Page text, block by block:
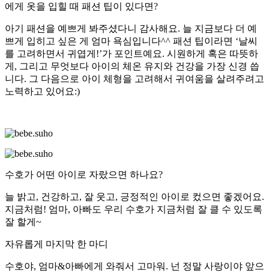
에게 옷을 입힐 때 패션 팁이 있다면?
아기 패션을 예쁘게 봐주셨다니 감사해요. 늘 지금보다 더 예
쁘게 입히고 싶은 게 엄마 욕심입니다^^ 패션 팁이라면 ‘날씨
를 고려하면서 귀엽게!’가 포인트예요. 시원하게 혹은 따뜻하
게, 그리고 무엇보다 아이의 체온 유지와 건강을 가장 신경 씁
니다. 그 다음으로 아이 체형을 고려해서 귀여움을 살려주려고
노력하고 있어요:)
수호가 어떤 아이로 자랐으면 하나요?
늘 밝고, 건강하고, 잘 웃고, 긍정적인 아이로 컸으면 좋겠어요.
지금처럼! 엄마, 아빠도 우리 수호가 지금처럼 잘 클 수 있도록
잘 할게~
자유롭게 마지막 한 마디
수호야, 엄마&아빠에게 와줘서 고마워. 넌 정말 사랑이야 앞으